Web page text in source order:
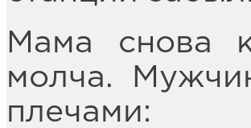
Мама снова
молча.
плечами: